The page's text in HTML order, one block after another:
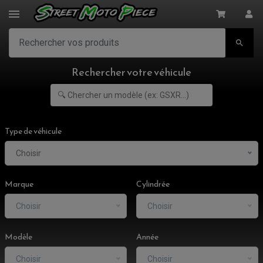
ACCESSOIRES MOTO

Rechercher votre véhicule
Type de véhicule
Choisir
Marque
Choisir
Cylindrée
Choisir
Modèle
Choisir
Année
Choisir